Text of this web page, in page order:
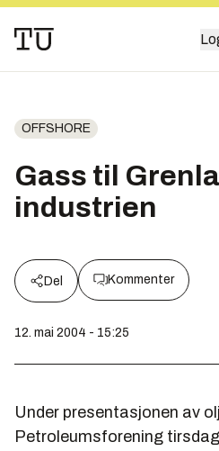
OFFSHORE
Gass til
industrien
Del Kommenter
12. mai 2004 - 15:25
Under presentasjonen av
Petroleumsforening